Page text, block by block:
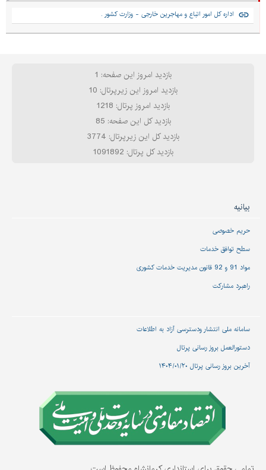
اداره کل امور اتباع و مهاجرین خارجی - وزارت کشور .
بازدید امروز این صفحه: 1
بازدید امروز این زیرپرتال: 10
بازدید امروز پرتال: 1218
بازدید کل این صفحه: 85
بازدید کل این زیرپرتال: 3774
بازدید کل پرتال: 1091892
بیانیه
حریم خصوصی
سطح توافق خدمات
مواد 91 و 92 قانون مدیریت خدمات کشوری
راهبرد مشارکت
سامانه ملی انتشار و‌دسترسی آزاد به اطلاعات
دستورالعمل بروز رسانی پرتال
آخرین بروز رسانی پرتال ۱۴۰۴/۰۱/۲۰